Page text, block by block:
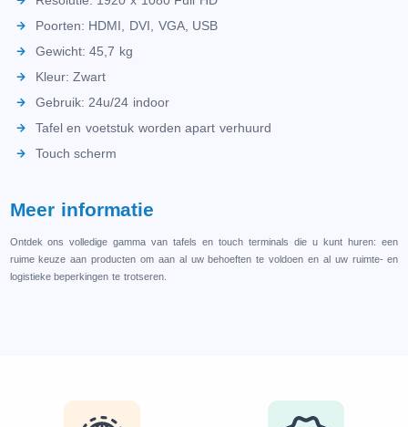
Poorten: HDMI, DVI, VGA, USB
Gewicht: 45,7 kg
Kleur: Zwart
Gebruik: 24u/24 indoor
Tafel en voetstuk worden apart verhuurd
Touch scherm
Meer informatie
Ontdek ons volledige gamma van tafels en touch terminals die u kunt huren: een
ruime keuze aan producten om aan al uw behoeften te voldoen en al uw ruimte- en
logistieke beperkingen te trotseren.